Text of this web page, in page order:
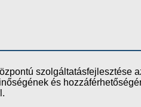
szolgáltatásfejlesztése
és